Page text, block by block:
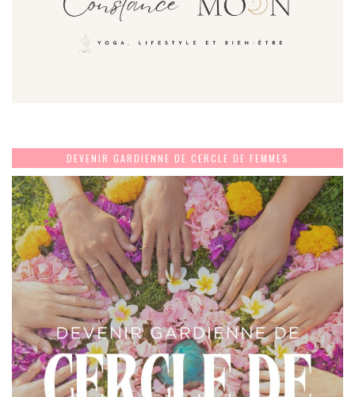
DEVENIR GARDIENNE DE CERCLE DE FEMMES